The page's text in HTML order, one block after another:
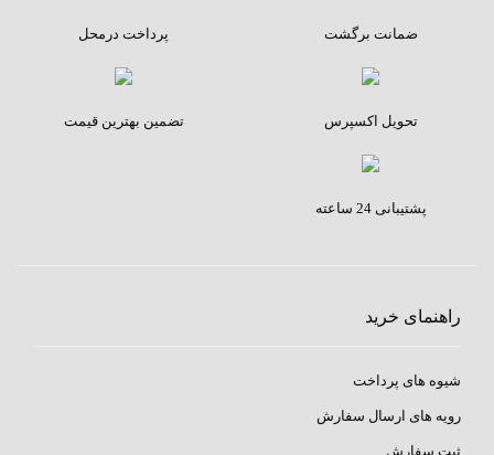
ضمانت برگشت پرداخت درمحل
تحویل اکسپرس تضمین بهترین قیمت
پشتیبانی 24 ساعته
راهنمای خرید
شیوه های پرداخت
رویه های ارسال سفارش
ثبت سفارش